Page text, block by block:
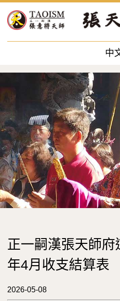
中
正一嗣漢張天師
年4月收支結算表
2026-05-08